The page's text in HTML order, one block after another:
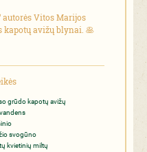
autorėsVitos Marijos
kapotų avižų blynai. 🥞
grūdo kapotų avižų
svogūno
kvietinių miltų